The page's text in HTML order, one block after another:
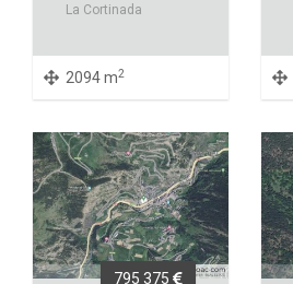
La Cortinada
2094 m2
795 375